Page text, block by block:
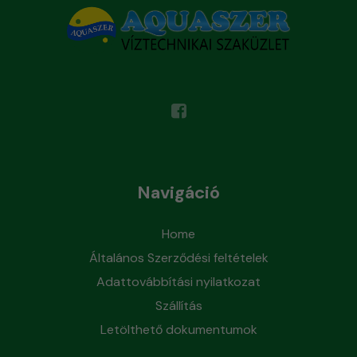
Navigáció
Home
Általános Szerződési feltételek
Adattovábbítási nyilatkozat
Szállítás
Letölthető dokumentumok